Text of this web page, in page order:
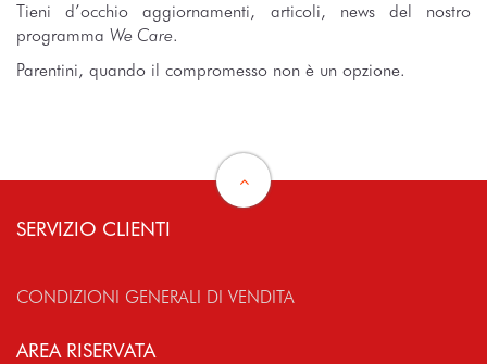
Tieni d’occhio aggiornamenti, articoli, news del nostro
programma We Care.
Parentini, quando il compromesso non è un opzione.
SERVIZIO CLIENTI
CONDIZIONI GENERALI DI VENDITA
AREA RISERVATA